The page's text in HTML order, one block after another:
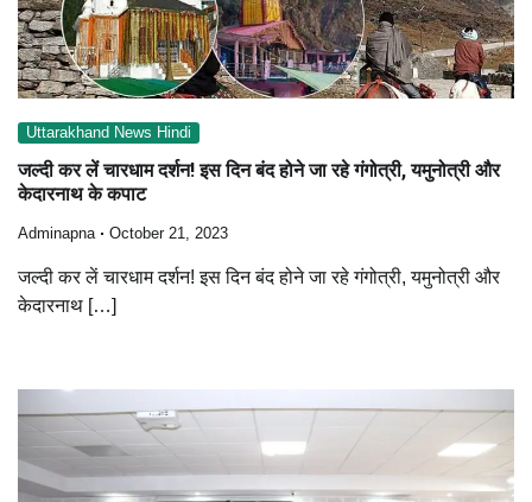
Uttarakhand News Hindi
जल्दी कर लें चारधाम दर्शन! इस दिन बंद होने जा रहे गंगोत्री, यमुनोत्री और
केदारनाथ के कपाट
Adminapna October 21, 2023
जल्दी कर लें चारधाम दर्शन! इस दिन बंद होने जा रहे गंगोत्री, यमुनोत्री और
केदारनाथ […]